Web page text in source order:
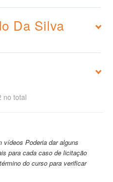
Da Silva
no total
vídeos Poderia dar alguns
para cada caso de licitação
do curso para verificar